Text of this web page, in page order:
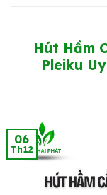
Hút Hầm
Pleiku
06
Th12